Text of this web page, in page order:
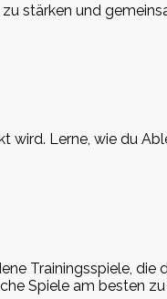
stärken und
wird. Lerne, wie du
Trainingsspiele, die
Spiele am besten